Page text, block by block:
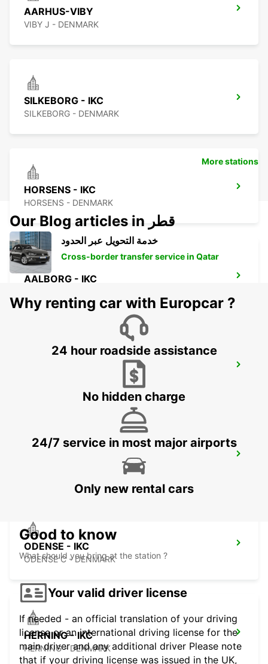
AARHUS-VIBY
VIBY J - DENMARK
SILKEBORG - IKC
SILKEBORG - DENMARK
HORSENS - IKC
HORSENS - DENMARK
AALBORG - IKC
AALBORG AIRPORT - IKC *RY*
NORRESUNDBY - DENMARK
ODENSE - IKC
ODENSE C - DENMARK
HERNING - IKC
HERNING - DENMARK
More stations
Our Blog articles in قطر
خدمة التحويل عبر الحدود
Cross-border transfer service in Qatar
Why renting car with Europcar ?
24 hour roadside assistance
No hidden charge
24/7 service in most major airports
Only new rental cars
Good to know
What should you bring at the station ?
Your valid driver license
If needed - an official translation of your driving
license or an international driving license for the
main driver and any additional driver Please note
that if your driving license was issued in the UK,